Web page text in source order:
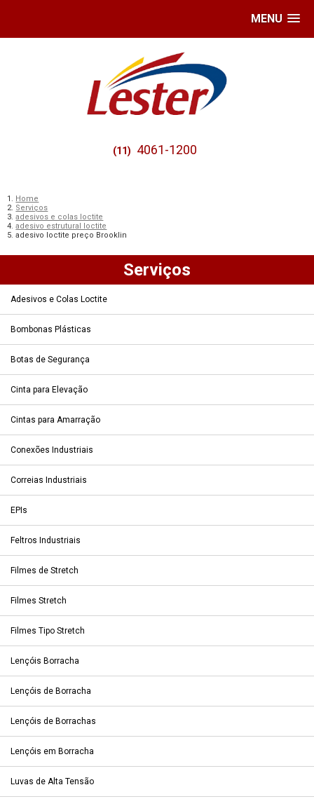
MENU
(11) 4061-1200
Home
Serviços
adesivos e colas loctite
adesivo estrutural loctite
adesivo loctite preço Brooklin
Serviços
Adesivos e Colas Loctite
Bombonas Plásticas
Botas de Segurança
Cinta para Elevação
Cintas para Amarração
Conexões Industriais
Correias Industriais
EPIs
Feltros Industriais
Filmes de Stretch
Filmes Stretch
Filmes Tipo Stretch
Lençóis Borracha
Lençóis de Borracha
Lençóis de Borrachas
Lençóis em Borracha
Luvas de Alta Tensão